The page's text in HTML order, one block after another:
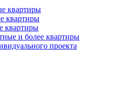
квартиры
квартиры
квартиры
и более квартиры
проекта